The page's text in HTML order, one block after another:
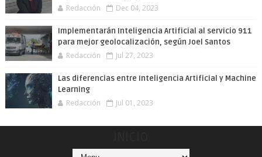
Redacción Dec 04, 2023
Implementarán Inteligencia Artificial al servicio 911
para mejor geolocalización, según Joel Santos
Redacción Jul 27, 2023
Las diferencias entre Inteligencia Artificial y Machine
Learning
Redacción Jul 01, 2023